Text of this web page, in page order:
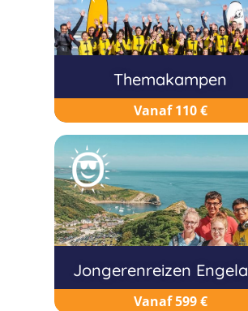
Themakampen
Vanaf 110 €
Jongerenreizen
Vanaf 599 €